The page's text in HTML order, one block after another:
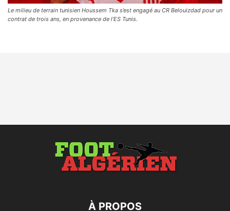
Le milieu de terrain tunisien Houssem Tka s’est engagé au CR Belouizdad pour un
contrat de trois ans, en provenance de l’ES Tunis.
À PROPOS